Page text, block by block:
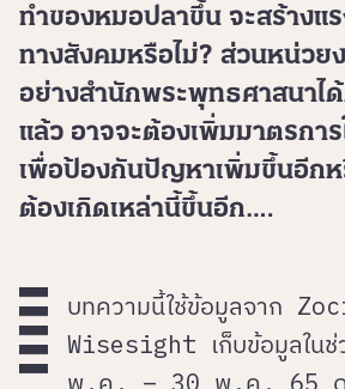
ทำของหมอปลาขึ้น จะสร้างแ
ทางสังคมหรือไม่? ส่วนหน่วย
อย่างสำนักพระพุทธศาสนาไ
แล้ว อาจจะต้องเพิ่มมาตรกา
เพื่อป้องกันปัญหาเพิ่มขึ้นอีกห
ต้องเกิดเหล่านี้ขึ้นอีก….
บทความนี้ใช้ข้อมูลจาก
Wisesight เก็บข้อมูลใน
พ.ค. – 30 พ.ค. 65 ดูร